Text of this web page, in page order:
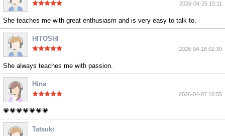
2026-04-25 15:11
She teaches me with great enthusiasm and is very easy to talk to.
HITOSHI
2026-04-18 02:30
She always teaches me with passion.
Hina
2026-04-07 16:55
💗💗💗💗💗💗💗
Tatsuki